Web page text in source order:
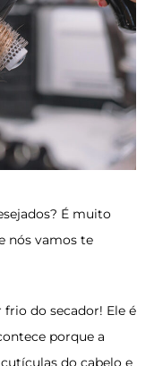
É muito
nós vamos te
frio do secador! Ele é
porque a
do cabelo e